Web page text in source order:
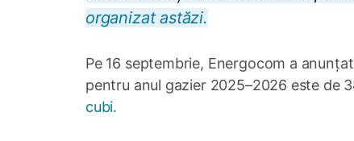
organizat astăzi.
Pe 16 septembrie, Energocom a
pentru anul gazier 2025–2026 este de
cubi.